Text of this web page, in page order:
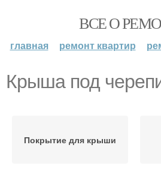
ВСЕ О
главная ремонт квартир
Крыша под
Покрытие для крыши